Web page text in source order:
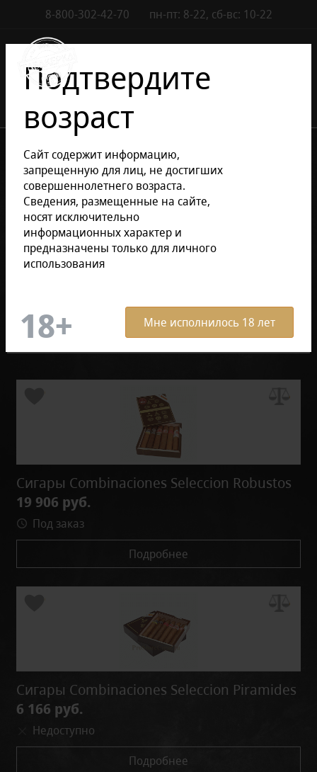
8-800-302-42-70 пн-пт: 8-22, сб-вс: 10-22
Cигары Combinaciones Seleccion
Уточнить раздел
Подтвердите
возраст
Сайт содержит информацию,
запрещенную для лиц, не достигших
совершеннолетнего возраста.
Сведения, размещенные на сайте,
носят исключительно
информационных характер и
предназначены только для личного
использования
Мне исполнилось 18 лет
Cигары Combinaciones
Фильтр По умолчанию
Сигары Combinaciones Seleccion Robustos
19 906 руб.
Под заказ
Подробнее
Сигары Combinaciones Seleccion Piramides
6 166 руб.
Недоступно
Подробнее